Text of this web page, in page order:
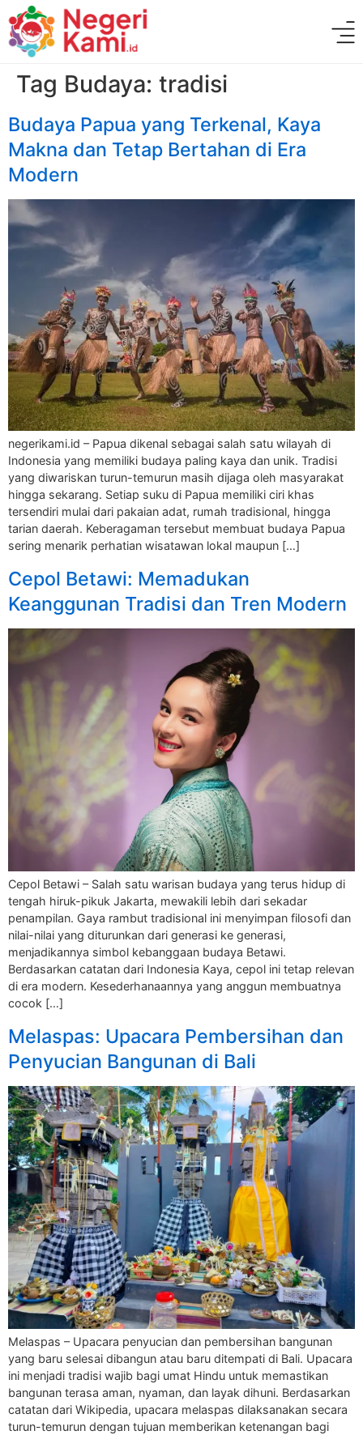
Tag Budaya: tradisi
Budaya Papua yang Terkenal, Kaya
Makna dan Tetap Bertahan di Era
Modern
negerikami.id – Papua dikenal sebagai salah satu wilayah di
Indonesia yang memiliki budaya paling kaya dan unik. Tradisi
yang diwariskan turun-temurun masih dijaga oleh masyarakat
hingga sekarang. Setiap suku di Papua memiliki ciri khas
tersendiri mulai dari pakaian adat, rumah tradisional, hingga
tarian daerah. Keberagaman tersebut membuat budaya Papua
sering menarik perhatian wisatawan lokal maupun […]
Cepol Betawi: Memadukan
Keanggunan Tradisi dan Tren Modern
Cepol Betawi – Salah satu warisan budaya yang terus hidup di
tengah hiruk-pikuk Jakarta, mewakili lebih dari sekadar
penampilan. Gaya rambut tradisional ini menyimpan filosofi dan
nilai-nilai yang diturunkan dari generasi ke generasi,
menjadikannya simbol kebanggaan budaya Betawi.
Berdasarkan catatan dari Indonesia Kaya, cepol ini tetap relevan
di era modern. Kesederhanaannya yang anggun membuatnya
cocok […]
Melaspas: Upacara Pembersihan dan
Penyucian Bangunan di Bali
Melaspas – Upacara penyucian dan pembersihan bangunan
yang baru selesai dibangun atau baru ditempati di Bali. Upacara
ini menjadi tradisi wajib bagi umat Hindu untuk memastikan
bangunan terasa aman, nyaman, dan layak dihuni. Berdasarkan
catatan dari Wikipedia, upacara melaspas dilaksanakan secara
turun-temurun dengan tujuan memberikan ketenangan bagi